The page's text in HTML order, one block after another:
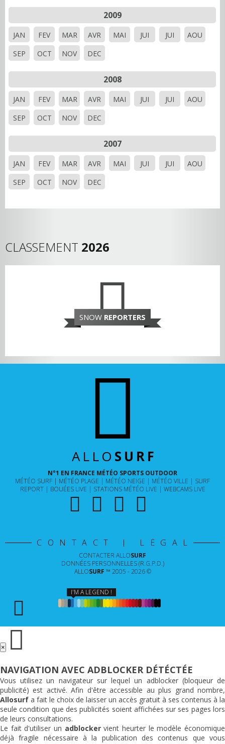
2009
JAN FEV MAR AVR MAI JUI JUI
AOU
SEP
OCT NOV DEC
2008
JAN FEV MAR AVR MAI JUI JUI
AOU
SEP
OCT NOV DEC
2007
JAN FEV MAR AVR MAI JUI JUI
AOU
SEP
OCT NOV DEC
CLASSEMENT 2026
SNOW REPORTERS
ALLO SURF
N°1 EN FRANCE MÉTÉO SPORTS OUTDOOR
MÉTÉO SURF
MÉTÉO PLAGE MÉTÉO NEIGE MÉTÉO VILLE
SURF
REPORT
BOUÉES LIVE STATIONS MÉTÉO LIVE WEBCAMS LIVE
CONTACT | LÉGAL
CONTACTER ALLOSURF
DONNÉES PERSONNELLES (R.G.P.D.)
ALLOSURF ™ 2005 - 2026 ©
I'M A LEGEND !
×
NAVIGATION AVEC ADBLOCKER DÉTÉCTÉE
Vous utilisez un navigateur sur lequel un adblocker (bloqueur de
publicité) est activé. Afin d'être accessible au plus grand nombre,
Allosurf a fait le choix de laisser un accès gratuit à ses contenus à la
seule condition que des publicités soient affichées sur ses pages lors
de leurs consultations.
Le fait d'utiliser un adblockervient heurter le modèle économique
déjà fragile nécessaire à la publication des contenus que vous